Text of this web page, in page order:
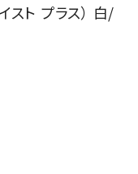
スト プラス） 白/